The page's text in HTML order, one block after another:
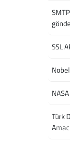
SSL
Türk